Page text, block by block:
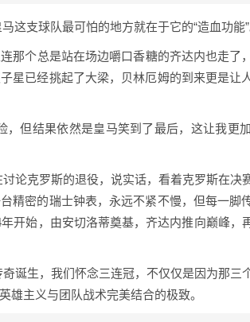
这支球队最可怕的地方就在于它的“造血功能”
那个总是站在场边嚼口香糖的齐达内也走了
星已经挑起了大梁，贝林厄姆的到来更是让
，但结果依然是皇马笑到了最后，这让我更
论克罗斯的退役，说实话，看着克罗斯在决
精密的瑞士钟表，永远不紧不慢，但每一脚
开始，由安切洛蒂奠基，齐达内推向巅峰，
诞生，我们怀念三连冠，不仅仅是因为那三
主义与团队战术完美结合的极致。